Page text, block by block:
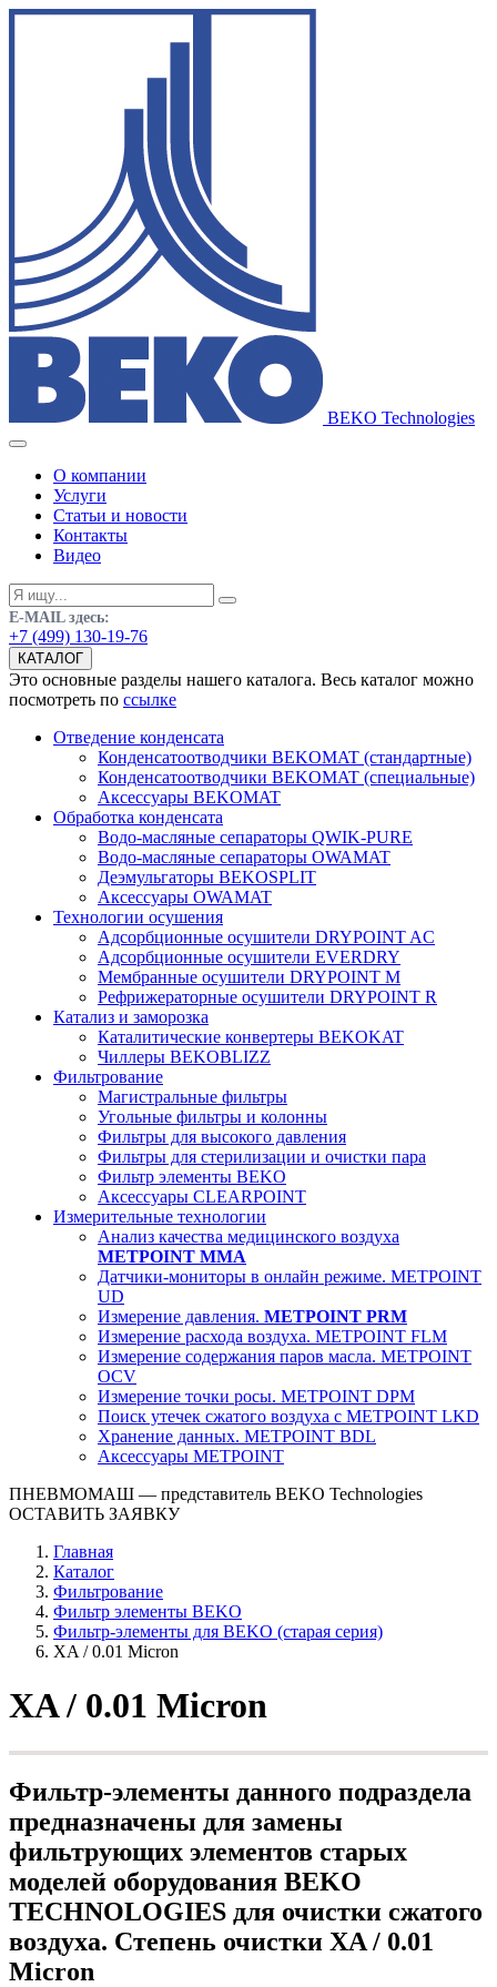
BEKO Technologies
О компании
Услуги
Статьи и новости
Контакты
Видео
E-MAIL здесь:
+7 (499) 130-19-76
КАТАЛОГ
Это основные разделы нашего каталога. Весь каталог можно
посмотреть по ссылке
Отведение конденсата
Конденсатоотводчики BEKOMAT (стандартные)
Конденсатоотводчики BEKOMAT (специальные)
Аксессуары BEKOMAT
Обработка конденсата
Водо-масляные сепараторы QWIK-PURE
Водо-масляные сепараторы OWAMAT
Деэмульгаторы BEKOSPLIT
Аксессуары OWAMAT
Технологии осушения
Адсорбционные осушители DRYPOINT AC
Адсорбционные осушители EVERDRY
Мембранные осушители DRYPOINT M
Рефрижераторные осушители DRYPOINT R
Катализ и заморозка
Каталитические конвертеры BEKOKAT
Чиллеры BEKOBLIZZ
Фильтрование
Магистральные фильтры
Угольные фильтры и колонны
Фильтры для высокого давления
Фильтры для стерилизации и очистки пара
Фильтр элементы BEKO
Аксессуары CLEARPOINT
Измерительные технологии
Анализ качества медицинского воздуха
METPOINT MMA
Датчики-мониторы в онлайн режиме. METPOINT
UD
Измерение давления. METPOINT PRM
Измерение расхода воздуха. METPOINT FLM
Измерение содержания паров масла. METPOINT
OCV
Измерение точки росы. METPOINT DPM
Поиск утечек сжатого воздуха с METPOINT LKD
Хранение данных. METPOINT BDL
Аксессуары METPOINT
ПНЕВМОМАШ — представитель BEKO Technologies
ОСТАВИТЬ ЗАЯВКУ
Главная
Каталог
Фильтрование
Фильтр элементы BEKO
Фильтр-элементы для BEKO (старая серия)
XA / 0.01 Micron
XA / 0.01 Micron
Фильтр-элементы данного подраздела
предназначены для замены
фильтрующих элементов старых
моделей оборудования BEKO
TECHNOLOGIES для очистки сжатого
воздуха. Степень очистки XA / 0.01
Micron